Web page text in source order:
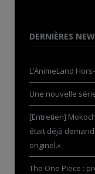
DERNIÈRES
L’AnimeLand
Une nouvelle
[Entretien]
était déjà
originel.»
The One Piece :